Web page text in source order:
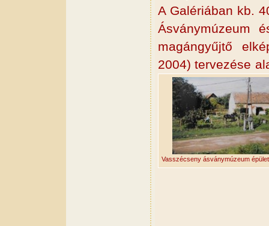
A Galériában kb.
Ásványmúzeum
magángyűjtő
2004) tervezése
Vasszécseny ásványmúzeum